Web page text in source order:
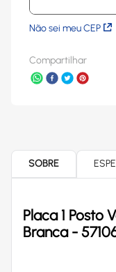
Não sei meu CEP
Compartilhar
SOBRE
Placa 1 Posto
Branca -